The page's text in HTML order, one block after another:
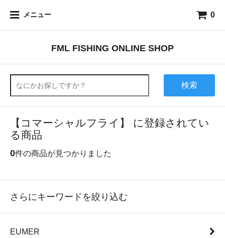
メニュー 0
FML FISHING ONLINE SHOP
検索
【コマーシャルフライ】 に登録されてい
る商品
0件の商品が見つかりました
さらにキーワードを絞り込む
EUMER